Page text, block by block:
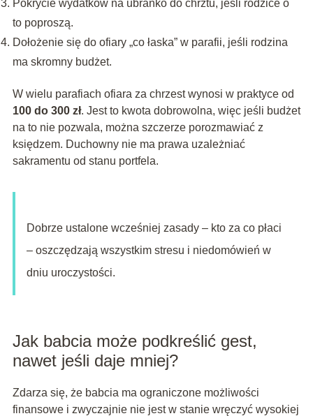
Pokrycie wydatków na ubranko do chrztu, jeśli rodzice o
to poproszą.
Dołożenie się do ofiary „co łaska” w parafii, jeśli rodzina
ma skromny budżet.
W wielu parafiach ofiara za chrzest wynosi w praktyce od
100 do 300 zł. Jest to kwota dobrowolna, więc jeśli budżet
na to nie pozwala, można szczerze porozmawiać z
księdzem. Duchowny nie ma prawa uzależniać
sakramentu od stanu portfela.
Dobrze ustalone wcześniej zasady – kto za co płaci
– oszczędzają wszystkim stresu i niedomówień w
dniu uroczystości.
Jak babcia może podkreślić gest,
nawet jeśli daje mniej?
Zdarza się, że babcia ma ograniczone możliwości
finansowe i zwyczajnie nie jest w stanie wręczyć wysokiej